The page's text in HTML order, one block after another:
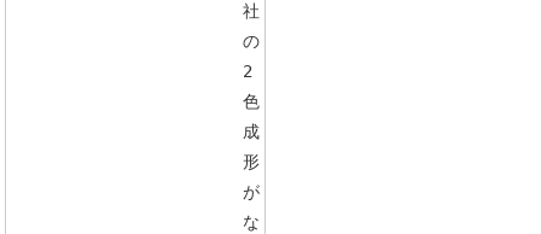
社
の
2
色
成
形
が
な